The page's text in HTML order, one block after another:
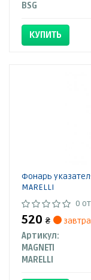
BSG
КУПИТЬ
Фонарь
MARELLI
0
520 ₴
завтра
Артикул:
MAGNETI
MARELLI